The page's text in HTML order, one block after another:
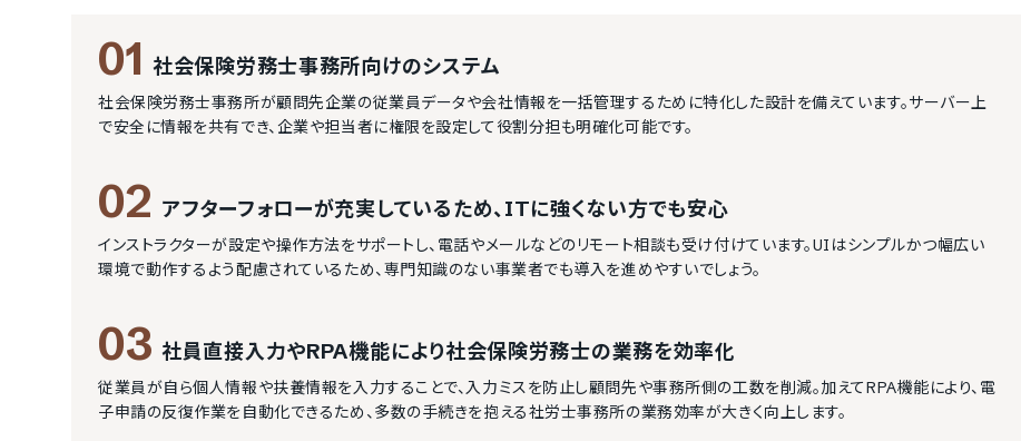
01 社会保険労務士事務所向けのシステム
社会保険労務士事務所が顧問先企業の従業員データや会社情報を一括管理するために特化した設計を備えています。サーバー上
で安全に情報を共有でき、企業や担当者に権限を設定して役割分担も明確化可能です。
02 アフターフォローが充実しているため、ITに強くない方でも安心
インストラクターが設定や操作方法をサポートし、電話やメールなどのリモート相談も受け付けています。UIはシンプルかつ幅広い
環境で動作するよう配慮されているため、専門知識のない事業者でも導入を進めやすいでしょう。
03 社員直接入力やRPA機能により社会保険労務士の業務を効率化
従業員が自ら個人情報や扶養情報を入力することで、入力ミスを防止し顧問先や事務所側の工数を削減。加えてRPA機能により、電
子申請の反復作業を自動化できるため、多数の手続きを抱える社労士事務所の業務効率が大きく向上します。